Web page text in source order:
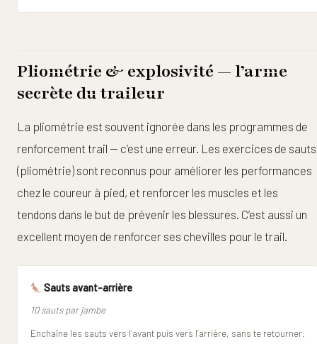
Pliométrie & explosivité — l’arme
secrète du traileur
La pliométrie est souvent ignorée dans les programmes de
renforcement trail — c’est une erreur. Les exercices de sauts
(pliométrie) sont reconnus pour améliorer les performances
chez le coureur à pied, et renforcer les muscles et les
tendons dans le but de prévenir les blessures. C’est aussi un
excellent moyen de renforcer ses chevilles pour le trail.
Sauts avant-arrière
10 sauts par jambe
Enchaîne les sauts vers l’avant puis vers l’arrière, sans te retourner.